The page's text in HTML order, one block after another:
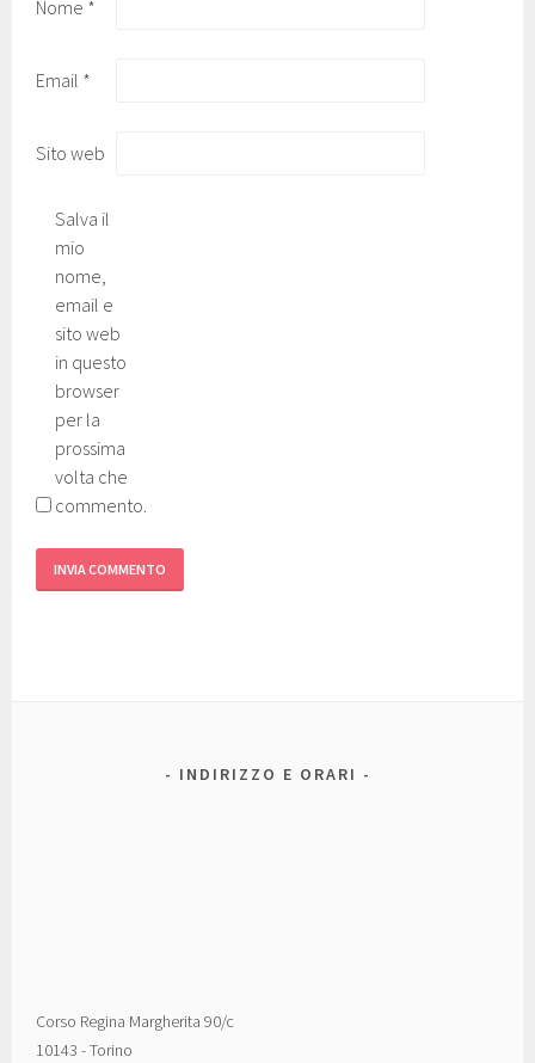
Nome *
Email *
Sito web
Salva il
mio
nome,
email e
sito web
in questo
browser
per la
prossima
volta che
commento.
INDIRIZZO E ORARI
Corso Regina Margherita 90/c
10143 - Torino